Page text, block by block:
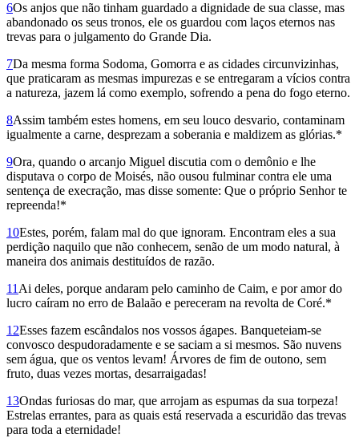
6Os anjos que não tinham guardado a digni­dade de sua classe, mas
abandonado os seus tronos, ele os guardou com laços eternos nas
trevas para o julgamento do Grande Dia.
7Da mesma forma Sodoma, Gomor­ra e as cidades circunvizinhas,
que praticaram as mesmas impurezas e se entregaram a vícios contra
a natureza, jazem lá como exemplo, sofrendo a pena do fogo eterno.
8Assim também estes homens, em seu louco desvario, contaminam
igualmente a carne, desprezam a soberania e maldizem as glórias.*
9Ora, quando o arcanjo Miguel discutia com o demônio e lhe
disputava o corpo de Moisés, não ousou fulminar contra ele uma
sentença de execração, mas disse somente: Que o próprio Senhor te
repreenda!*
10Estes, porém, falam mal do que ignoram. Encontram eles a sua
perdição naquilo que não conhecem, senão de um modo natural, à
maneira dos animais destituídos de razão.
11 Ai deles, porque andaram pelo caminho de Caim, e por amor do
lucro caíram no erro de Balaão e pereceram na revolta de Coré.*
12Esses fazem escândalos nos vossos ágapes. Banqueteiam-se
convosco despudorada­mente e se saciam a si mesmos. São nuvens
sem água, que os ventos levam! Árvores de fim de outono, sem
fruto, duas vezes mortas, desarrai­gadas!
13Ondas furiosas do mar, que arrojam as espumas da sua torpeza!
Estrelas errantes, para as quais está reservada a escuridão das trevas
para toda a eternidade!